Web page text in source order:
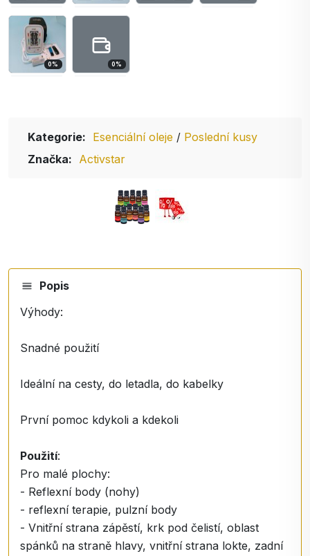
0% 0%
Kategorie: Esenciální oleje / Poslední kusy
Značka: Activstar
Popis
Výhody:
Snadné použití
Ideální na cesty, do letadla, do kabelky
První pomoc kdykoli a kdekoli
Použití:
Pro malé plochy:
- Reflexní body (nohy)
- reflexní terapie, pulzní body
- Vnitřní strana zápěstí, krk pod čelistí, oblast
spánků na straně hlavy, vnitřní strana lokte, zadní